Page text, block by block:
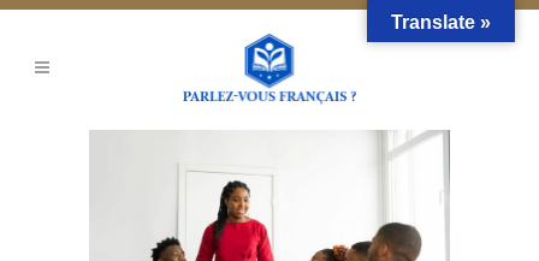
Translate »